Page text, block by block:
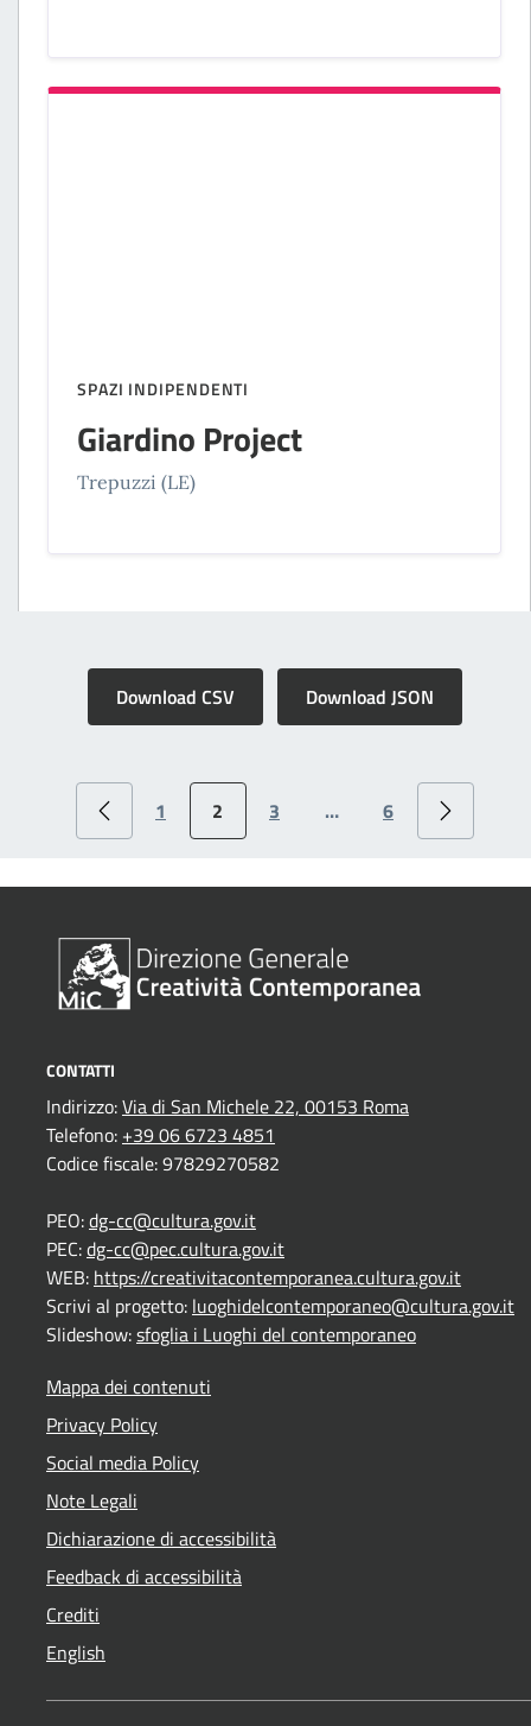
SPAZI INDIPENDENTI
Giardino Project
Trepuzzi (LE)
Download CSV Download JSON
1 2 3 … 6
CONTATTI
Indirizzo:Via di San Michele 22, 00153 Roma
Telefono: +39 06 6723 4851
Codice fiscale: 97829270582
PEO:dg-cc@cultura.gov.it
PEC:dg-cc@pec.cultura.gov.it
WEB: https://creativitacontemporanea.cultura.gov.it
Scrivi al progetto: luoghidelcontemporaneo@cultura.gov.it
Slideshow:sfoglia i Luoghi del contemporaneo
Mappa dei contenuti
Privacy Policy
Social media Policy
Note Legali
Dichiarazione di accessibilità
Feedback di accessibilità
Crediti
English